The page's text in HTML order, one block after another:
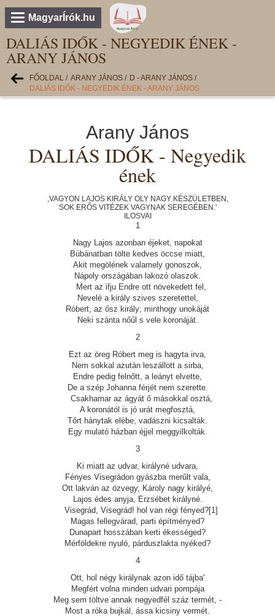
MagyarÍrók.hu
DALIÁS IDŐK - NEGYEDIK ÉNEK -
ARANY JÁNOS
FŐOLDAL / ARANY JÁNOS / D - ARANY JÁNOS /
DALIÁS IDŐK - NEGYEDIK ÉNEK - ARANY JÁNOS
Arany János
DALIÁS IDŐK - Negyedik
ének
,VAGYON LAJOS KIRÁLY OLY NAGY KÉSZÜLETBEN,
SOK ERŐS VITÉZEK VAGYNAK SEREGÉBEN.'
ILOSVAI
1
Nagy Lajos azonban éjeket, napokat
Búbánatban tölte kedves öccse miatt,
Akit megölének valamely gonoszok,
Nápoly országában lakozó olaszok.
Mert az ifju Endre ott növekedett fel,
Nevelé a király szives szeretettel,
Róbert, az ősz király; minthogy unokáját
Neki szánta nőűl s vele koronáját.
2
Ezt az öreg Róbert meg is hagyta irva,
Nem sokkal azután leszállott a sirba,
Endre pedig felnőtt, a leányt elvette,
De a szép Johanna férjét nem szerette.
Csakhamar az ágyát ő másokkal osztá,
A koronától is jó urát megfosztá,
Tőrt hánytak elébe, vadászni kicsalták.
Egy mulató házban éjjel meggyilkolták.
3
Ki miatt az udvar, királyné udvara,
Fényes Visegrádon gyászba merűlt vala,
Ott lakván az özvegy, Károly nagy királyé,
Lajos édes anyja, Erzsébet királyné.
Visegrád, Visegrád! hol van régi fényed?[1]
Magas fellegvárad, parti építményed?
Dunapart hosszában kerti ékességed?
Mérföldekre nyuló, párduszlakta nyéked?
4
Ott, hol négy királynak azon idő tájba'
Megfért volna minden udvari pompája
Meg sem töltve annak negyedfél száz termét, -
Most a róka bujkál, ássa kicsiny vermét.